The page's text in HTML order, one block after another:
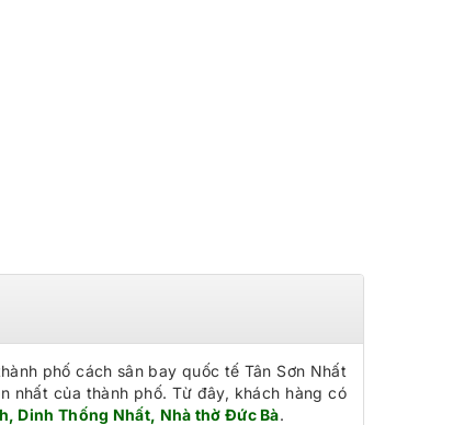
phố cách sân bay quốc tế Tân Sơn Nhất
nhất của thành phố. Từ đây, khách hàng có
Dinh Thống Nhất, Nhà thờ Đức Bà.